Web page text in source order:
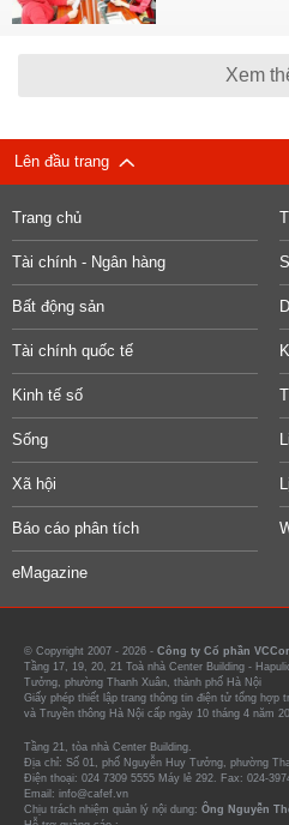
Xem
Lên đầu trang
Trang chủ
Tài chính - Ngân hàng
Bất động sản
Tài chính quốc tế
Kinh tế số
Sống
Xã hội
Báo cáo phân tích
eMagazine
© Copyright 2007 - 2026 - Công ty Cổ phần
Tầng 17, 19, 20, 21 Toà nhà Center Building -
Tưởng, phường Thanh Xuân, thành phố Hà Nội
Giấy phép thiết lập trang thông tin điện tử tổng hợp
và Truyền thông Hà Nội cấp ngày 10 tháng 4 năm
Tầng 21, tòa nhà Center Building.
Địa chỉ: Số 01, phố Nguyễn Huy Tưởng, phường
Điện thoại: 024 7309 5555 Máy lẻ 292. Fax: 024-
Email: info@cafef.vn
Chịu trách nhiệm quản lý nội dung: Ông Nguyễn